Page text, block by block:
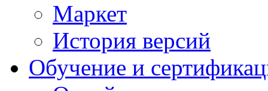
Маркет
История версий
Обучение и